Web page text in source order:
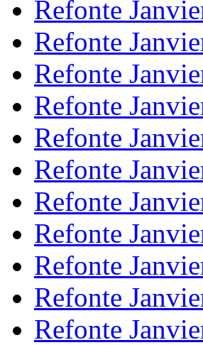
Refonte
Refonte
Refonte
Refonte
Refonte
Refonte
Refonte
Refonte
Refonte
Refonte
Refonte